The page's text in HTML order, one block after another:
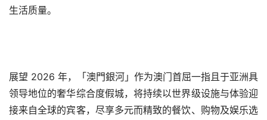
生活质量。
展望 2026 年，「澳門銀河」作为澳门首屈一指且于亚洲具
领导地位的奢华综合度假城，将持续以世界级设施与体验迎
接来自全球的宾客，尽享多元而精致的餐饮、购物及娱乐选